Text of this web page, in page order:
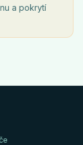
a pokrytí